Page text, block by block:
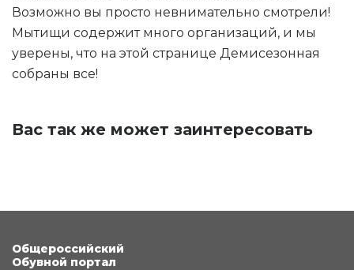
Возможно вы просто невнимательно смотрели!
Мытищи содержит много организаций, и мы
уверены, что на этой странице Демисезонная
собраны все!
Вас так же может заинтересовать
Общероссийский
Обувной портал